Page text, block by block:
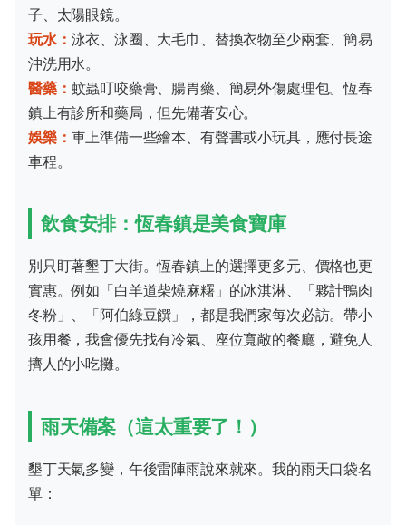
子、太陽眼鏡。
玩水： 泳衣、泳圈、大毛巾、替換衣物至少兩套、簡易
沖洗用水。
醫藥： 蚊蟲叮咬藥膏、腸胃藥、簡易外傷處理包。恆春
鎮上有診所和藥局，但先備著安心。
娛樂： 車上準備一些繪本、有聲書或小玩具，應付長途
車程。
飲食安排：恆春鎮是美食寶庫
別只盯著墾丁大街。恆春鎮上的選擇更多元、價格也更
實惠。例如「白羊道柴燒麻糬」的冰淇淋、「夥計鴨肉
冬粉」、「阿伯綠豆饌」，都是我們家每次必訪。帶小
孩用餐，我會優先找有冷氣、座位寬敞的餐廳，避免人
擠人的小吃攤。
雨天備案（這太重要了！）
墾丁天氣多變，午後雷陣雨說來就來。我的雨天口袋名
單：